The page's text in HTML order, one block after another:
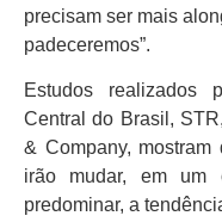
precisam ser mais
padeceremos”.
Estudos realizados
Central do Brasil,
& Company,
irão mudar, em um
predominar, a